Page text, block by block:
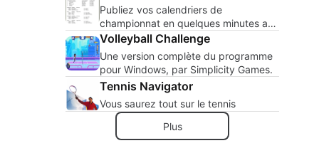
Publiez vos calendriers de
championnat en quelques minutes au
lieu de quelques jours.
Volleyball Challenge
Une version complète du programme
pour Windows, par Simplicity Games.
Tennis Navigator
Vous saurez tout sur le tennis
Plus